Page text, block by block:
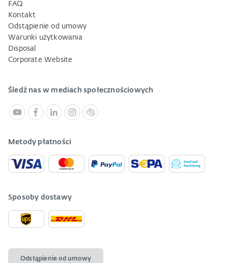
FAQ
Kontakt
Odstąpienie od umowy
Warunki użytkowania
Disposal
Corporate Website
Śledź nas w mediach społecznościowych
Metody płatności
Sposoby dostawy
Odstąpienie od umowy